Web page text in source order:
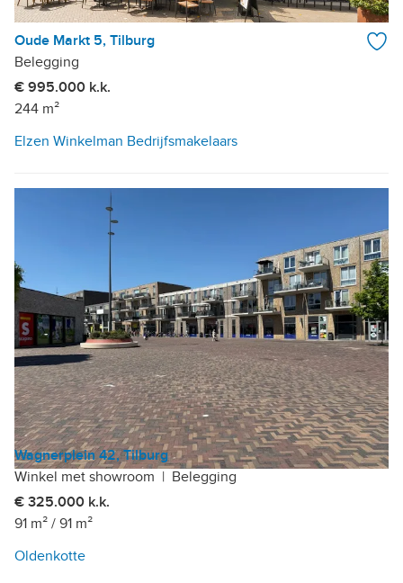
Oude Markt 5, Tilburg
Belegging
€ 995.000 k.k.
244 m²
Elzen Winkelman Bedrijfsmakelaars
Wagnerplein 42, Tilburg
Winkel met showroom | Belegging
€ 325.000 k.k.
91 m² / 91 m²
Oldenkotte